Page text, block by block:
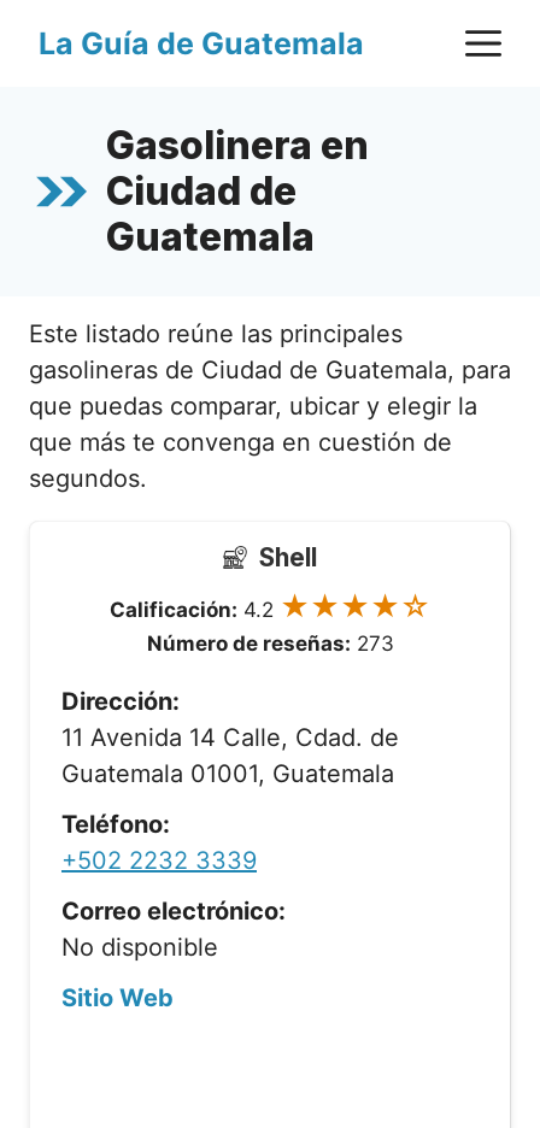
La Guía de Guatemala
Gasolinera en
Ciudad de
Guatemala
Este listado reúne las principales
gasolineras de Ciudad de Guatemala, para
que puedas comparar, ubicar y elegir la
que más te convenga en cuestión de
segundos.
Shell
Calificación: 4.2 ★★★★☆
Número de reseñas: 273
Dirección:
11 Avenida 14 Calle, Cdad. de
Guatemala 01001, Guatemala
Teléfono:
+502 2232 3339
Correo electrónico:
No disponible
Sitio Web